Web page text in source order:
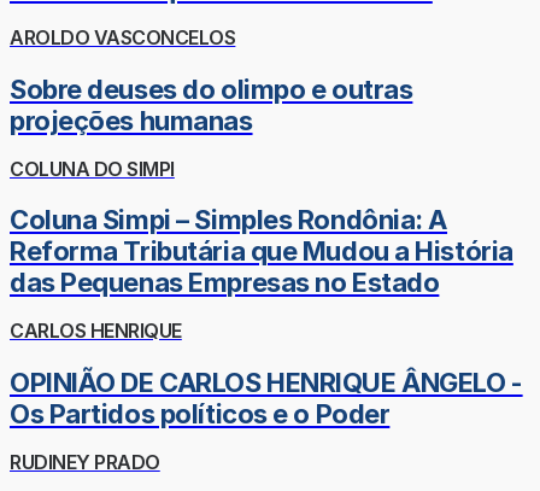
AROLDO VASCONCELOS
Sobre deuses do olimpo e outras
projeções humanas
COLUNA DO SIMPI
Coluna Simpi – Simples Rondônia: A
Reforma Tributária que Mudou a História
das Pequenas Empresas no Estado
CARLOS HENRIQUE
OPINIÃO DE CARLOS HENRIQUE ÂNGELO -
Os Partidos políticos e o Poder
RUDINEY PRADO